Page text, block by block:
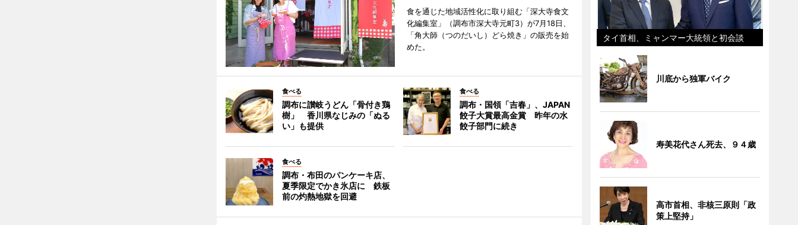
食を通じた地域活性化に取り組む「深大寺食文
化編集室」（調布市深大寺元町3）が7月18日、
「角大師（つのだいし）どら焼き」の販売を始
めた。
食べる
調布に讃岐うどん「骨付き鶏
樹」 香川県なじみの「ぬる
い」も提供
食べる
調布・国領「吉春」、JAPAN
餃子大賞最高金賞 昨年の水
餃子部門に続き
食べる
調布・布田のパンケーキ店、
夏季限定でかき氷店に 鉄板
前の灼熱地獄を回避
タイ首相、ミャンマー大統領と初会談
川底から独軍バイク
寿美花代さん死去、９４歳
高市首相、非核三原則「政
策上堅持」